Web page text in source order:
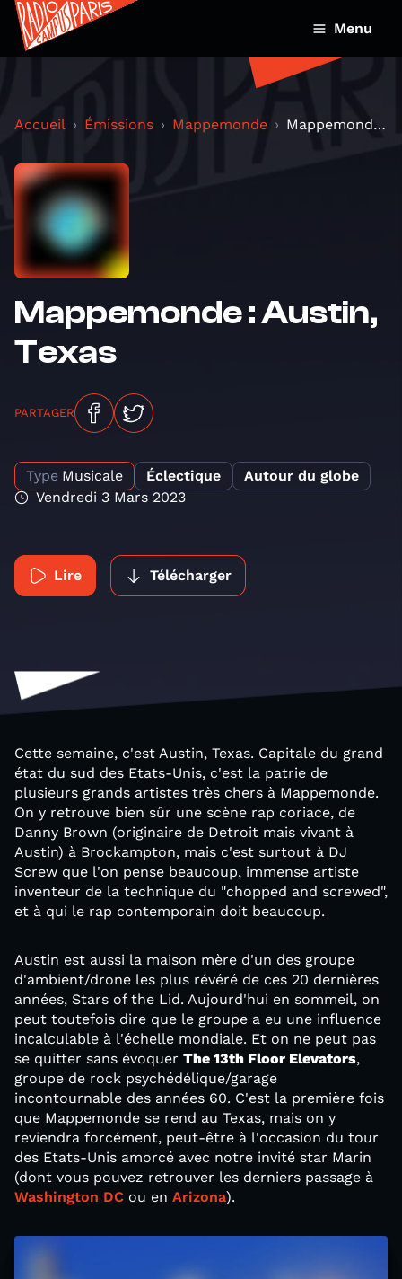
Menu
Accueil Émissions Mappemonde Mappemonde : Austin, Texas
Mappemonde : Austin,
Texas
PARTAGER
Type Musicale Éclectique
Autour du globe
Vendredi 3 Mars 2023
Lire Télécharger
Cette semaine, c'est Austin, Texas. Capitale du grand
état du sud des Etats-Unis, c'est la patrie de
plusieurs grands artistes très chers à Mappemonde.
On y retrouve bien sûr une scène rap coriace, de
Danny Brown (originaire de Detroit mais vivant à
Austin) à Brockampton, mais c'est surtout à DJ
Screw que l'on pense beaucoup, immense artiste
inventeur de la technique du "chopped and screwed",
et à qui le rap contemporain doit beaucoup.
Austin est aussi la maison mère d'un des groupe
d'ambient/drone les plus révéré de ces 20 dernières
années, Stars of the Lid. Aujourd'hui en sommeil, on
peut toutefois dire que le groupe a eu une influence
incalculable à l'échelle mondiale. Et on ne peut pas
se quitter sans évoquer The 13th Floor Elevators,
groupe de rock psychédélique/garage
incontournable des années 60. C'est la première fois
que Mappemonde se rend au Texas, mais on y
reviendra forcément, peut-être à l'occasion du tour
des Etats-Unis amorcé avec notre invité star Marin
(dont vous pouvez retrouver les derniers passage à
Washington DC ou en Arizona).